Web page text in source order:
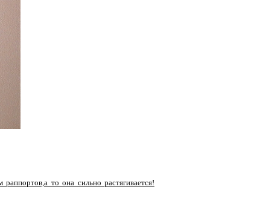
то она сильно растягивается!